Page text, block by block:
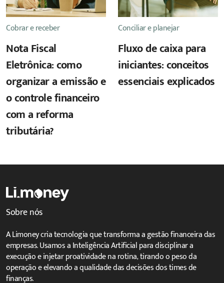
Cobrar e receber
Nota Fiscal
Eletrônica: como
organizar a emissão e
o controle financeiro
com a reforma
tributária?
Conciliar e planejar
Fluxo de caixa para
iniciantes: conceitos
essenciais explicados
Sobre nós
A Limoney cria tecnologia que transforma a gestão financeira das
empresas. Usamos a Inteligência Artificial para disciplinar a
execução e injetar proatividade na rotina, tirando o peso da
operação e elevando a qualidade das decisões dos times de
finanças.